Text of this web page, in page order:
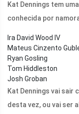
Kat Dennings tem
conhecida por
Ira David Wood IV
Mateus Cinzento
Ryan Gosling
Tom Hiddleston
Josh Groban
Kat Dennings vai sair
desta vez, ou vai ser